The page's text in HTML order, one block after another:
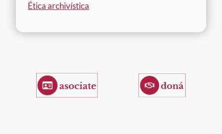
Ética archivística